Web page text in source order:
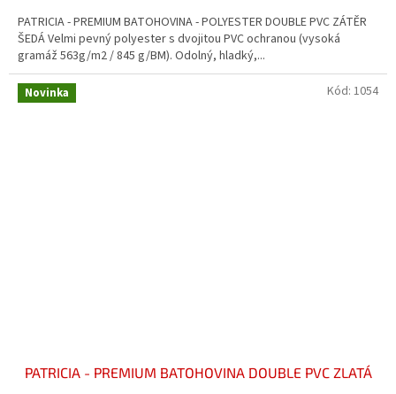
z
5
hvězdiček.
PATRICIA - PREMIUM BATOHOVINA - POLYESTER DOUBLE PVC ZÁTĚR
ŠEDÁ Velmi pevný polyester s dvojitou PVC ochranou (vysoká
gramáž 563g/m2 / 845 g/BM). Odolný, hladký,...
Novinka
PATRICIA - PREMIUM BATOHOVINA DOUBLE PVC ZLATÁ
Kód: 1054